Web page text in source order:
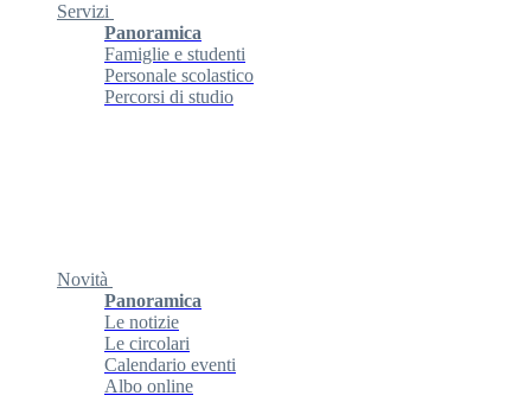
Servizi
Panoramica
Famiglie e studenti
Personale scolastico
Percorsi di studio
Novità
Panoramica
Le notizie
Le circolari
Calendario eventi
Albo online